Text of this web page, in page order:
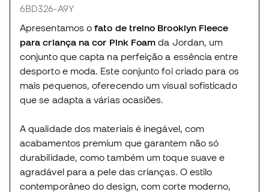
6BD326-A9Y
Apresentamos ofato de treino Brooklyn Fleece
para criança na cor Pink Foam da Jordan, um
conjunto que capta na perfeição a essência entre
desporto e moda. Este conjunto foi criado para os
mais pequenos, oferecendo um visual sofisticado
que se adapta a várias ocasiões.
A qualidade dos materiais é inegável, com
acabamentos premium que garantem não só
durabilidade, como também um toque suave e
agradável para a pele das crianças. O estilo
contemporâneo do design, com corte moderno,